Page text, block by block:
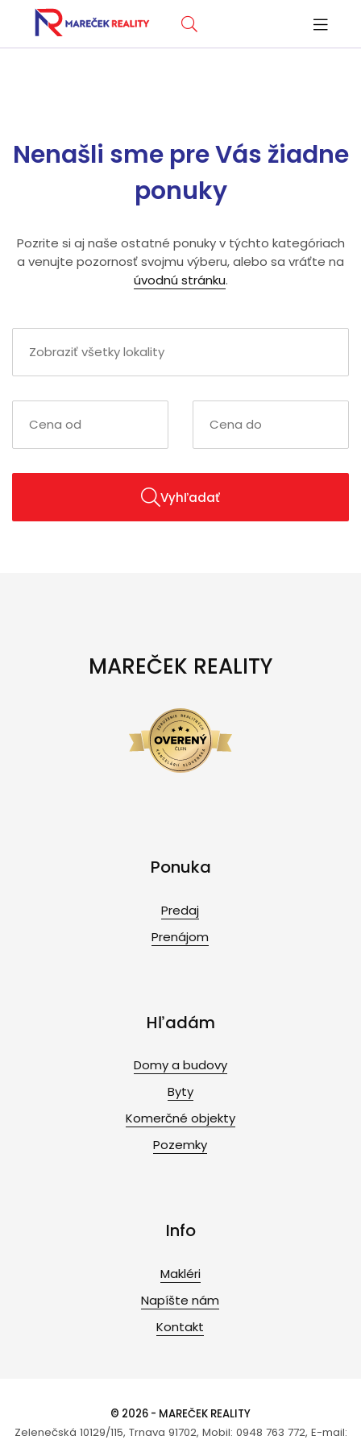
Nenašli sme pre Vás žiadne
ponuky
Pozrite si aj naše ostatné ponuky v týchto kategóriach
a venujte pozornosť svojmu výberu, alebo sa vráťte na
úvodnú stránku.
Vyhľadať
MAREČEK REALITY
Ponuka
Predaj
Prenájom
Hľadám
Domy a budovy
Byty
Komerčné objekty
Pozemky
Info
Makléri
Napíšte nám
Kontakt
© 2026 - MAREČEK REALITY
Zelenečská 10129/115, Trnava 91702, Mobil: 0948 763 772, E-mail: